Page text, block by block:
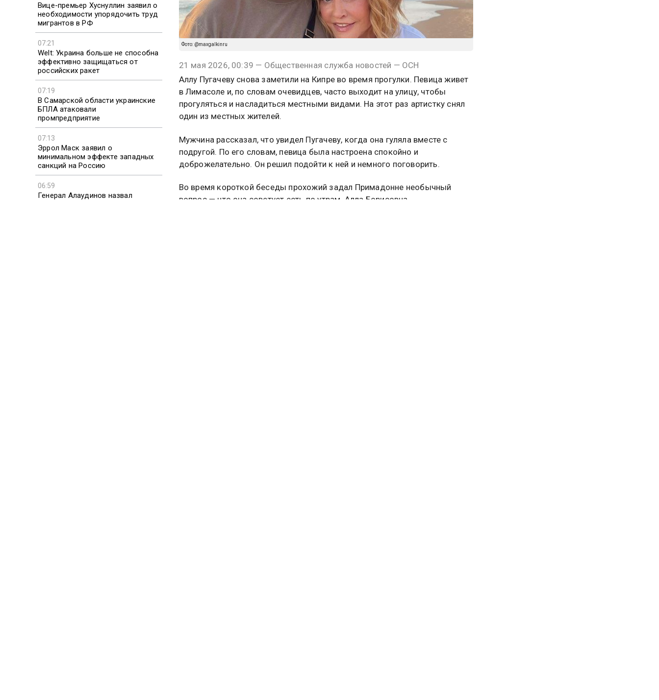
Вице-премьер Хуснуллин заявил о
необходимости упорядочить труд
мигрантов в РФ
07:21
Welt: Украина больше не способна
эффективно защищаться от
российских ракет
07:19
В Самарской области украинские
БПЛА атаковали
промпредприятие
07:13
Эррол Маск заявил о
минимальном эффекте западных
санкций на Россию
06:59
Генерал Алаудинов назвал
Фото: @maxgalkinru
21 мая 2026, 00:39 — Общественная служба новостей — ОСН
Аллу Пугачеву снова заметили на Кипре во время прогулки. Певица живет
в Лимасоле и, по словам очевидцев, часто выходит на улицу, чтобы
прогуляться и насладиться местными видами. На этот раз артистку снял
один из местных жителей.
Мужчина рассказал, что увидел Пугачеву, когда она гуляла вместе с
подругой. По его словам, певица была настроена спокойно и
доброжелательно. Он решил подойти к ней и немного поговорить.
Во время короткой беседы прохожий задал Примадонне необычный
вопрос — что она советует есть по утрам. Алла Борисовна